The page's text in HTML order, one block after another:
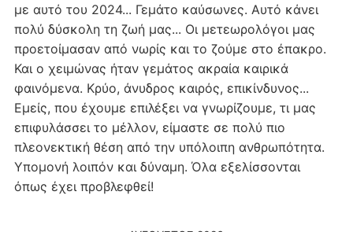
με αυτό του 2024... Γεμάτο καύσωνες. Αυτό κάνει
πολύ δύσκολη τη ζωή μας... Οι μετεωρολόγοι μας
προετοίμασαν από νωρίς και το ζούμε στο έπακρο.
Και ο χειμώνας ήταν γεμάτος ακραία καιρικά
φαινόμενα. Κρύο, άνυδρος καιρός, επικίνδυνος...
Εμείς, που έχουμε επιλέξει να γνωρίζουμε, τι μας
επιφυλάσσει το μέλλον, είμαστε σε πολύ πιο
πλεονεκτική θέση από την υπόλοιπη ανθρωπότητα.
Υπομονή λοιπόν και δύναμη. Όλα εξελίσσονται
όπως έχει προβλεφθεί!